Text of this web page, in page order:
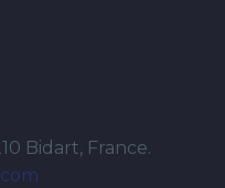
Bidart, France.